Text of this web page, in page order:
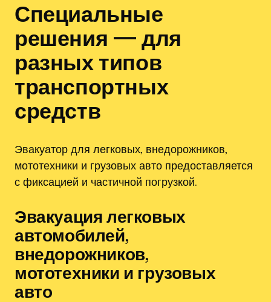
Специальные
решения — для
разных типов
транспортных
средств
Эвакуатор для легковых‚ внедорожников‚
мототехники и грузовых авто предоставляется
с фиксацией и частичной погрузкой.
Эвакуация легковых
автомобилей‚
внедорожников‚
мототехники и грузовых
авто